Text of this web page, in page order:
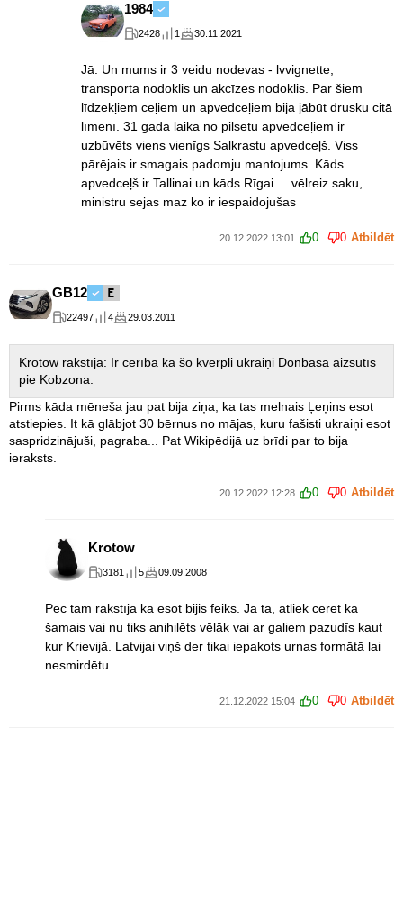
1984
2428 1 30.11.2021
Jā. Un mums ir 3 veidu nodevas - lvvignette,
transporta nodoklis un akcīzes nodoklis. Par šiem
līdzekļiem ceļiem un apvedceļiem bija jābūt drusku citā
līmenī. 31 gada laikā no pilsētu apvedceļiem ir
uzbūvēts viens vienīgs Salkrastu apvedceļš. Viss
pārējais ir smagais padomju mantojums. Kāds
apvedceļš ir Tallinai un kāds Rīgai.....vēlreiz saku,
ministru sejas maz ko ir iespaidojušas
20.12.2022 13:01 0 0 Atbildēt
GB12
22497 4 29.03.2011
Krotow rakstīja: Ir cerība ka šo kverpli ukraiņi Donbasā aizsūtīs
pie Kobzona.
Pirms kāda mēneša jau pat bija ziņa, ka tas melnais Ļeņins esot
atstiepies. It kā glābjot 30 bērnus no mājas, kuru fašisti ukraiņi esot
saspridzinājuši, pagraba... Pat Wikipēdijā uz brīdi par to bija
ieraksts.
20.12.2022 12:28 0 0 Atbildēt
Krotow
3181 5 09.09.2008
Pēc tam rakstīja ka esot bijis feiks. Ja tā, atliek cerēt ka
šamais vai nu tiks anihilēts vēlāk vai ar galiem pazudīs kaut
kur Krievijā. Latvijai viņš der tikai iepakots urnas formātā lai
nesmirdētu.
21.12.2022 15:04 0 0 Atbildēt